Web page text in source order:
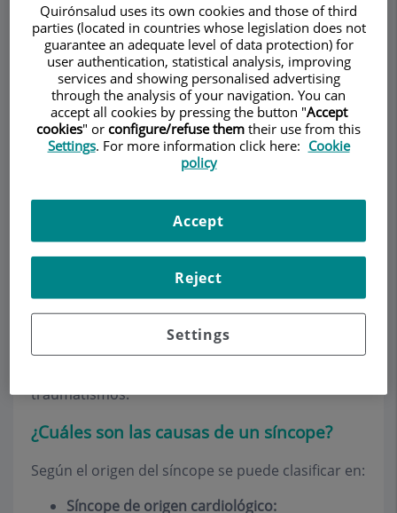
CMI
CARDIOLOGÍA ADULTOS
MEDICINA INTERNA
NEUMOLOGÍA ADULTOS
DescripciónServiciosEquipoContactoHorario
Pedir cita
Síncope / Lipotimia
conocimiento recuperada espontáneamente en
pocos segundos o minutos, sin precisar
intervención farmacológica ni maniobras de
reanimación. Puede presentarse con síntomas
traumatismos.
¿Cuáles son las causas de un síncope?
Según el origen del síncope se puede clasificar en:
Síncope de origen cardiológico:
Quirónsalud uses its own cookies and those of third
parties (located in countries whose legislation does not
guarantee an adequate level of data protection) for
user authentication, statistical analysis, improving
services and showing personalised advertising
through the analysis of your navigation. You can
accept all cookies by pressing the button "Accept
cookies" or configure/refuse them their use from this
Settings. For more information click here: Cookie
policy
Settings
Reject
Accept